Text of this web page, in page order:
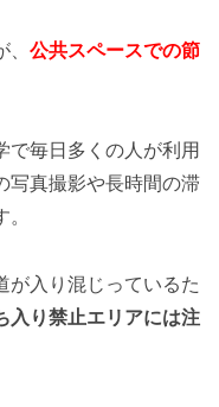
公共スペースでの節
で毎日多くの人が利用
写真撮影や長時間の滞
が入り混じっているた
入り禁止エリアには注